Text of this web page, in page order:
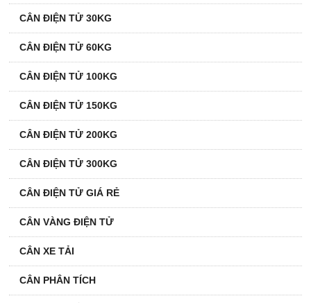
CÂN ĐIỆN TỬ 30KG
CÂN ĐIỆN TỬ 60KG
CÂN ĐIỆN TỬ 100KG
CÂN ĐIỆN TỬ 150KG
CÂN ĐIỆN TỬ 200KG
CÂN ĐIỆN TỬ 300KG
CÂN ĐIỆN TỬ GIÁ RẺ
CÂN VÀNG ĐIỆN TỬ
CÂN XE TẢI
CÂN PHÂN TÍCH